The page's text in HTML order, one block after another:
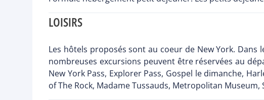
LOISIRS
Les hôtels proposés sont au coeur de New York.
nombreuses excursions peuvent être réservées au
New York Pass, Explorer Pass, Gospel le dimanche,
of The Rock, Madame Tussauds, Metropolitan